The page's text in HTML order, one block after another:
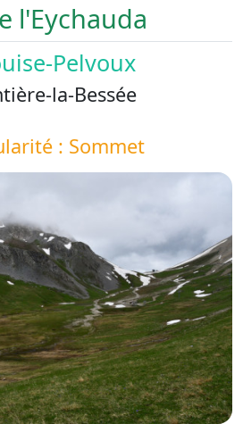
l'Eychauda
Pelvoux
la-Bessée
: Sommet